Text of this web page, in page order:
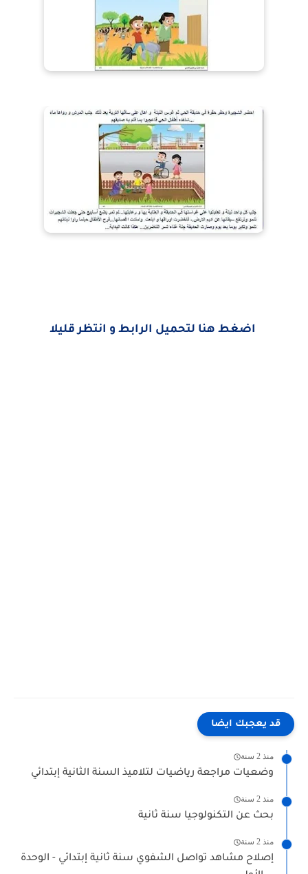
قد يعجبك ايضا
منذ 2 سنة
وضعيات مراجعة رياضيات لتلاميذ السنة الثانية إبتدائي
منذ 2 سنة
بحث عن التكنولوجيا سنة ثانية
منذ 2 سنة
إصلاح مشاهد تواصل الشفوي سنة ثانية إبتدائي - الوحدة